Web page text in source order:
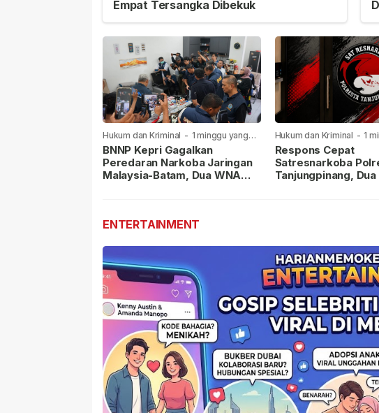
Empat Tersangka Dibekuk
Hukum dan Kriminal - 1 minggu yang
lalu
BNNP Kepri Gagalkan
Peredaran Narkoba Jaringan
Malaysia-Batam, Dua WNA
Hukum dan Kriminal - 1
lalu
Respons Cepat
Satresnarkoba
Tanjungpinang, Dua
ENTERTAINMENT